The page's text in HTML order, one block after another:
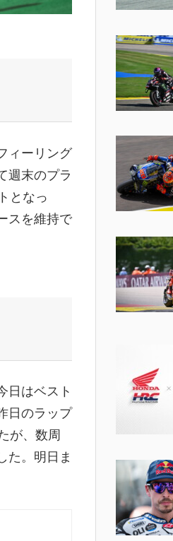
ィーリング
週末のプラ
となっ
スを維持で
日はベスト
日のラップ
が、数周
た。明日ま